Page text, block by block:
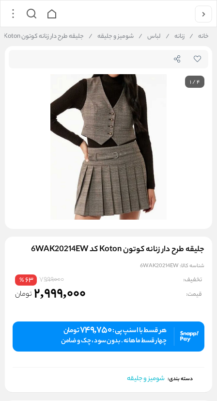
خانه / زنانه / لباس / شومیز و جلیقه / جلیقه طرح دار زنانه کوتون Koton کد 6WAK20214EW
1/4
جلیقه طرح دار زنانه کوتون Koton کد 6WAK20214EW
شناسه کالا: 6WAK20214EW
تخفیف: 7999000
63
%
قیمت: 2,999,000 تومان
هر قسط با اسنپ پی :749,750تومان
چهار قسط ماهانه . بدون سود ، چک و ضامن
دسته بندی: شومیز و جلیقه